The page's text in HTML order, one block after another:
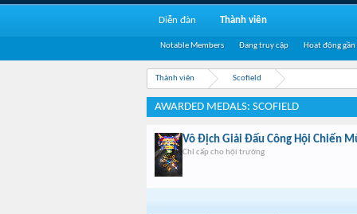
Thành viên Scofield
AWARDED MEDALS: SCOFIELD
Vô Địch Giải Đấu Công Hội Chiến
Chỉ cấp cho hội trưởng
Diễn đàn Thành viên
Notable Members Đang truy cập Hoạt động gần